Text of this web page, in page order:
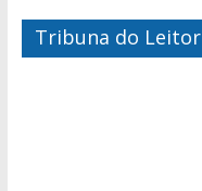
Tribuna do Leitor